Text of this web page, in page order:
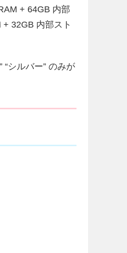
+ 64GB 内部
32GB 内部スト
“シルバー” のみが